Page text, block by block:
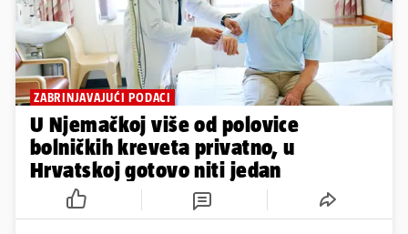
ZABRINJAVAJUĆI PODACI
U Njemačkoj više od polovice
bolničkih kreveta privatno, u
Hrvatskoj gotovo niti jedan